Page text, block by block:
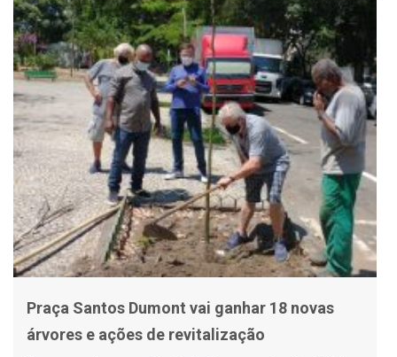
Praça Santos Dumont vai ganhar 18 novas
árvores e ações de revitalização